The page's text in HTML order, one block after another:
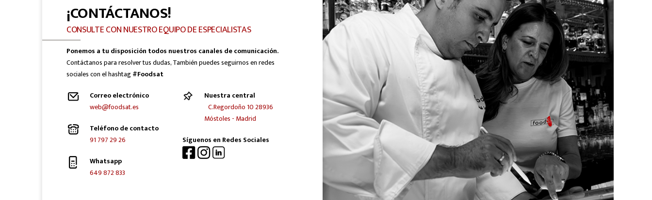
¡CONTÁCTANOS!
CONSULTE CON NUESTRO EQUIPO DE ESPECIALISTAS
Ponemos a tu disposición todos nuestros canales de comunicación.
Contáctanos para resolver tus dudas, También puedes seguirnos en redes
sociales con el hashtag#Foodsat
Correo electrónico
web@foodsat.es
Teléfono de contacto
91 797 29 26
Whatsapp
649 872 833
Nuestra central
C.Regordoño 10 28936
Móstoles - Madrid
Síguenos en Redes Sociales